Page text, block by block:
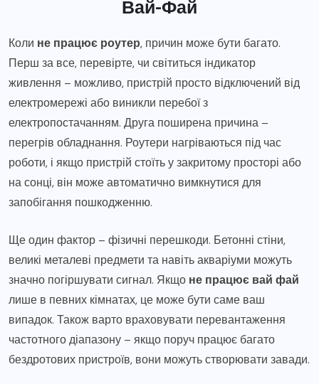
Вай-Фай
Коли не працює роутер, причин може бути багато.
Перш за все, перевірте, чи світиться індикатор
живлення – можливо, пристрій просто відключений від
електромережі або виникли перебої з
електропостачанням. Друга поширена причина –
перегрів обладнання. Роутери нагріваються під час
роботи, і якщо пристрій стоїть у закритому просторі або
на сонці, він може автоматично вимкнутися для
запобігання пошкодженню.
Ще один фактор – фізичні перешкоди. Бетонні стіни,
великі металеві предмети та навіть акваріуми можуть
значно погіршувати сигнал. Якщо не працює вай фай
лише в певних кімнатах, це може бути саме ваш
випадок. Також варто враховувати перевантаження
частотного діапазону – якщо поруч працює багато
бездротових пристроїв, вони можуть створювати завади.